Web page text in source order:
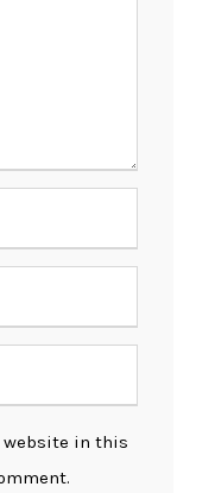
website in this